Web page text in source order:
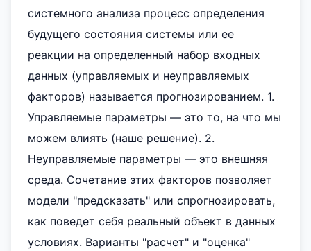
системного анализа процесс определения
будущего состояния системы или ее
реакции на определенный набор входных
данных (управляемых и неуправляемых
факторов) называется прогнозированием. 1.
Управляемые параметры — это то, на что мы
можем влиять (наше решение). 2.
Неуправляемые параметры — это внешняя
среда. Сочетание этих факторов позволяет
модели "предсказать" или спрогнозировать,
как поведет себя реальный объект в данных
условиях. Варианты "расчет" и "оценка"